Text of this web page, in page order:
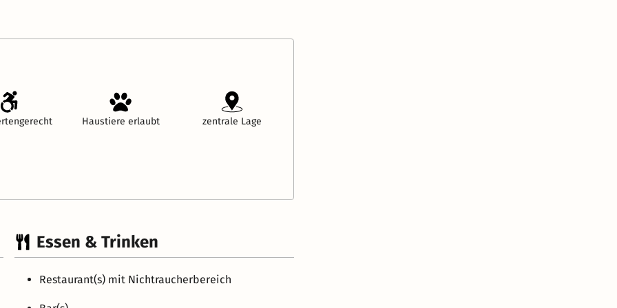
Haustiere erlaubt zentrale Lage
Essen & Trinken
Restaurant(s) mit Nichtraucherbereich